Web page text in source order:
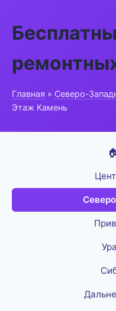
Главная » Северо-
Этаж Камень